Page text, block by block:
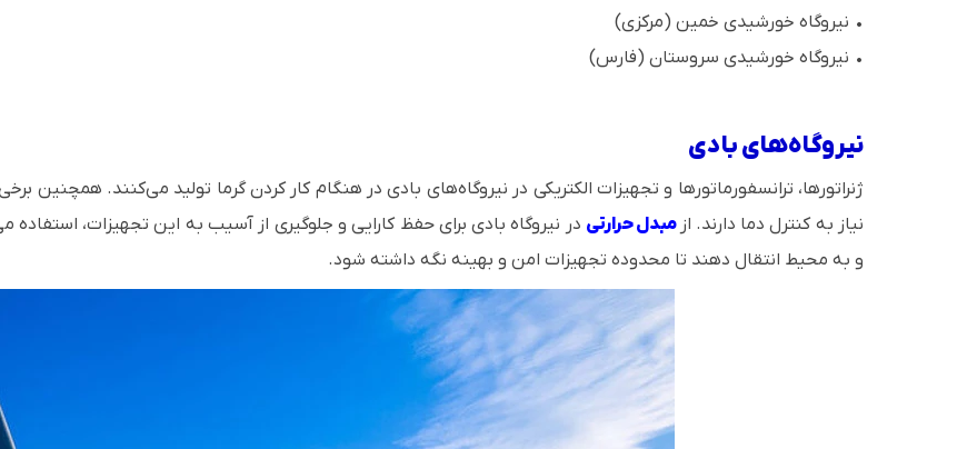
• نیروگاه خورشیدی خمین (مرکزی)
• نیروگاه خورشیدی سروستان (فارس)
نیروگاه‌های بادی
ژنراتورها، ترانسفورماتورها و تجهیزات الکتریکی در نیروگاه‌های بادی در هنگام کار کردن گرما تولید می‌کنند. همچنین
نیاز به کنترل دما دارند. از مبدل حرارتی در نیروگاه بادی برای حفظ کارایی و جلوگیری از آسیب به این تجهیزات، استفاده
و به محیط انتقال دهند تا محدوده تجهیزات امن و بهینه نگه داشته شود.